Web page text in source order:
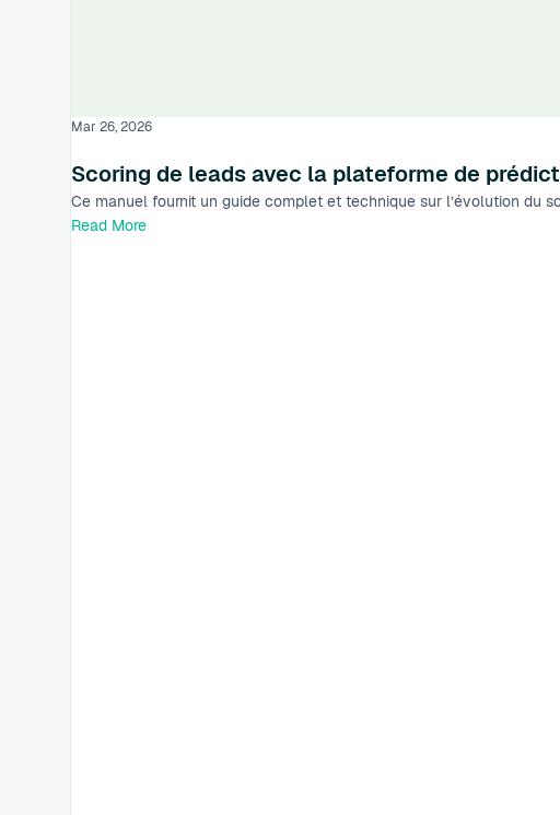
Mar 26, 2026
Scoring de leads avec la plateforme de
Ce manuel fournit un guide complet et technique sur l’évolution du
Read More